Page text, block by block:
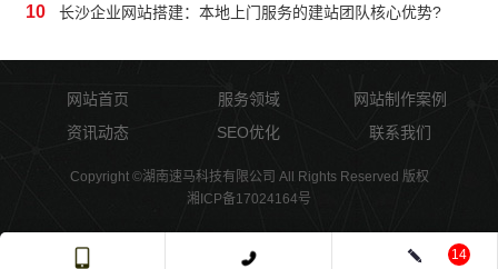
10 长沙企业网站搭建：本地上门服务的建站团队核心优势?
网站首页 服务领域
网站制作案例
资讯动态
SEO优化 联系我们
Copyright ©湖南速马科技有限公司 All Rights Reserved 版权
湘ICP备17024164号
14